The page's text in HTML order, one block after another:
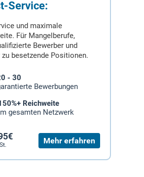
Service:
und maximale
Für Mangelberufe,
Bewerber und
besetzende Positionen.
- 30
Bewerbungen
Reichweite
gesamten Netzwerk
Mehr erfahren